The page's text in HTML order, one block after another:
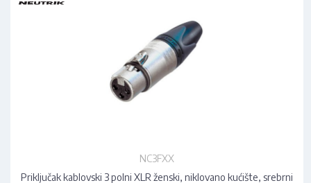
NC3FXX
Priključak kablovski 3 polni XLR ženski, niklovano kućište, srebrni